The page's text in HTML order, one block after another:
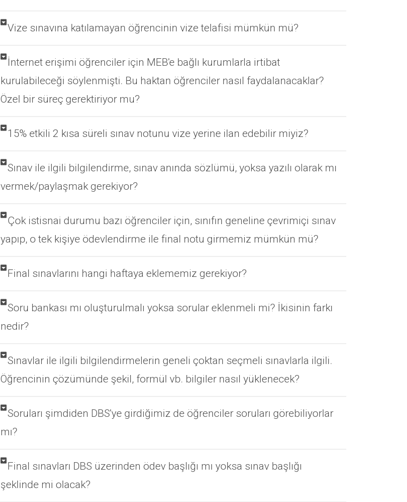
Vize sınavına katılamayan öğrencinin vize telafisi mümkün mü?
İnternet erişimi öğrenciler için MEB'e bağlı kurumlarla irtibat
kurulabileceği söylenmişti. Bu haktan öğrenciler nasıl faydalanacaklar?
Özel bir süreç gerektiriyor mu?
15% etkili 2 kısa süreli sınav notunu vize yerine ilan edebilir miyiz?
Sınav ile ilgili bilgilendirme, sınav anında sözlümü, yoksa yazılı olarak mı
vermek/paylaşmak gerekiyor?
Çok istisnai durumu bazı öğrenciler için, sınıfın geneline çevrimiçi sınav
yapıp, o tek kişiye ödevlendirme ile final notu girmemiz mümkün mü?
Final sınavlarını hangi haftaya eklememiz gerekiyor?
Soru bankası mı oluşturulmalı yoksa sorular eklenmeli mi? İkisinin farkı
nedir?
Sınavlar ile ilgili bilgilendirmelerin geneli çoktan seçmeli sınavlarla ilgili.
Öğrencinin çözümünde şekil, formül vb. bilgiler nasıl yüklenecek?
Soruları şimdiden DBS'ye girdiğimiz de öğrenciler soruları görebiliyorlar
mı?
Final sınavları DBS üzerinden ödev başlığı mı yoksa sınav başlığı
şeklinde mi olacak?